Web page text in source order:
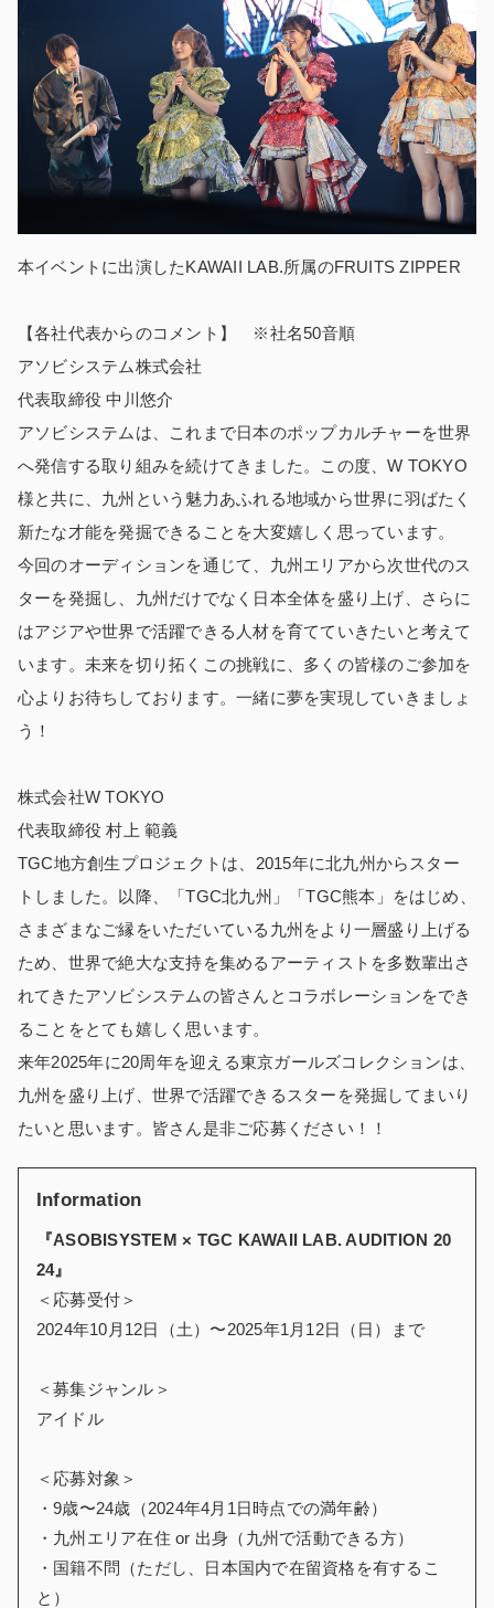
本イベントに出演したKAWAII LAB.所属のFRUITS ZIPPER
【各社代表からのコメント】 ※社名50音順
アソビシステム株式会社
代表取締役 中川悠介
アソビシステムは、これまで日本のポップカルチャーを世界
へ発信する取り組みを続けてきました。この度、W TOKYO
様と共に、九州という魅力あふれる地域から世界に羽ばたく
新たな才能を発掘できることを大変嬉しく思っています。
今回のオーディションを通じて、九州エリアから次世代のス
ターを発掘し、九州だけでなく日本全体を盛り上げ、さらに
はアジアや世界で活躍できる人材を育てていきたいと考えて
います。未来を切り拓くこの挑戦に、多くの皆様のご参加を
心よりお待ちしております。一緒に夢を実現していきましょ
う！
株式会社W TOKYO
代表取締役 村上 範義
TGC地方創生プロジェクトは、2015年に北九州からスター
トしました。以降、「TGC北九州」「TGC熊本」をはじめ、
さまざまなご縁をいただいている九州をより一層盛り上げる
ため、世界で絶大な支持を集めるアーティストを多数輩出さ
れてきたアソビシステムの皆さんとコラボレーションをでき
ることをとても嬉しく思います。
来年2025年に20周年を迎える東京ガールズコレクションは、
九州を盛り上げ、世界で活躍できるスターを発掘してまいり
たいと思います。皆さん是非ご応募ください！！
Information
『ASOBISYSTEM × TGC KAWAII LAB. AUDITION 20
24』
＜応募受付＞
2024年10月12日（土）〜2025年1月12日（日）まで
＜募集ジャンル＞
アイドル
＜応募対象＞
・9歳〜24歳（2024年4月1日時点での満年齢）
・九州エリア在住 or 出身（九州で活動できる方）
・国籍不問（ただし、日本国内で在留資格を有するこ
と）